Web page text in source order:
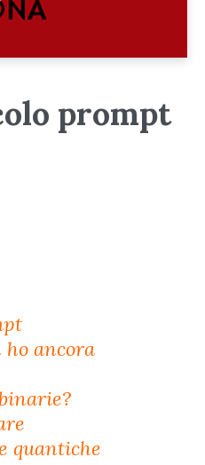
prompt
ho ancora
quantiche